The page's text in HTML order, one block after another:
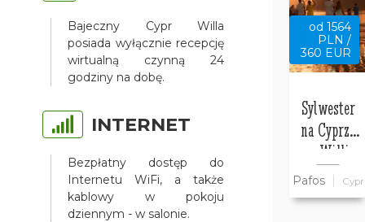
Bajeczny Cypr Willa
posiada wyłącznie recepcję
wirtualną czynną 24
godziny na dobę.
INTERNET
Bezpłatny dostęp do
Internetu WiFi, a także
kablowy w pokoju
dziennym - w salonie.
od 1564
PLN /
360 EUR
Sylwester
na Cyprze
w Willi
Bajeczny
Cypr
Pafos Cypr